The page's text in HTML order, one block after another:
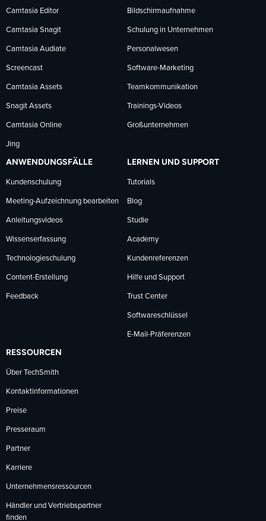
Facebook
folgen
LinkedIn
folgen
YouTube
folgen
Camtasia Editor
Camtasia Snagit
Camtasia Audiate
Screencast
Camtasia Assets
Snagit Assets
Camtasia Online
Jing
Bildschirmaufnahme
Schulung in Unternehmen
Personalwesen
Software-Marketing
Teamkommunikation
Trainings-Videos
Großunternehmen
ANWENDUNGSFÄLLE
Kundenschulung
Meeting-Aufzeichnung bearbeiten
Anleitungsvideos
Wissenserfassung
Technologieschulung
Content-Erstellung
Feedback
LERNEN UND SUPPORT
Tutorials
Blog
Studie
Academy
Kundenreferenzen
Hilfe und Support
Trust Center
Softwareschlüssel
E-Mail-Präferenzen
RESSOURCEN
Über TechSmith
Kontaktinformationen
Preise
Presseraum
Partner
Karriere
Unternehmensressourcen
Händler und Vertriebspartner
finden